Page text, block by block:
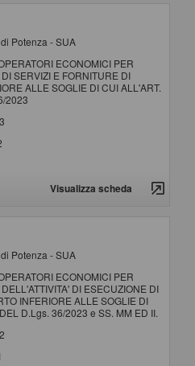
Potenza - SUA
ECONOMICI PER
SERVIZI E FORNITURE DI
ALLE SOGLIE DI CUI ALL'ART.
2023
Visualizza scheda
Potenza - SUA
ECONOMICI PER
DI ESECUZIONE DI
INFERIORE ALLE SOGLIE DI
D.Lgs. 36/2023 e SS. MM ED II.